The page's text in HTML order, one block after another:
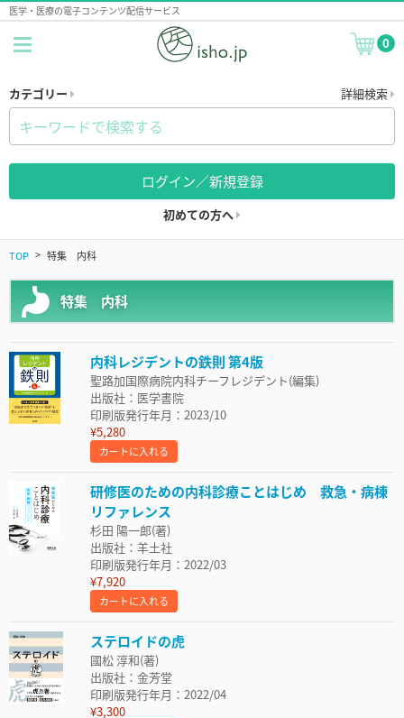
医学・医療の電子コンテンツ配信サービス
0
カテゴリー 詳細検索
ログイン／新規登録
初めての方へ
TOP 特集 内科
特集 内科
内科レジデントの鉄則 第4版
聖路加国際病院内科チーフレジデント(編集)
出版社：医学書院
印刷版発行年月：2023/10
¥5,280
カートに入れる
研修医のための内科診療ことはじめ 救急・病棟
リファレンス
杉田 陽一郎(著)
出版社：羊土社
印刷版発行年月：2022/03
¥7,920
カートに入れる
ステロイドの虎
國松 淳和(著)
出版社：金芳堂
印刷版発行年月：2022/04
¥3,300